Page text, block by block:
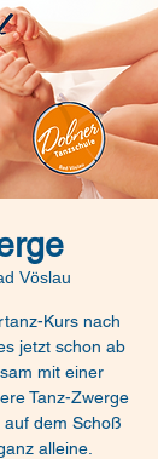
Vöslau
Kurs nach
jetzt schon ab
mit einer
Tanz-Zwerge
dem Schoß
alleine.